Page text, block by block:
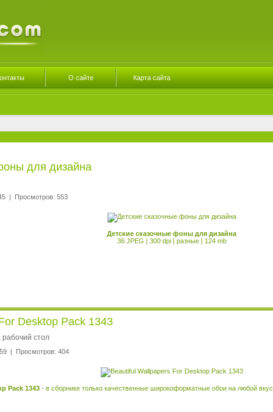
О сайте Карта сайта
для дизайна
| Просмотров: 553
Детские сказочные фоны для дизайна
36 JPEG | 300 dpi | разные | 124 mb
Desktop Pack 1343
стол
| Просмотров: 404
Pack 1343 - в сборнике только качественные широкоформатные обои на любой вкус.